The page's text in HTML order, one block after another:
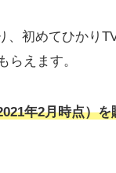
初めてひかり
らえます。
年2月時点）を